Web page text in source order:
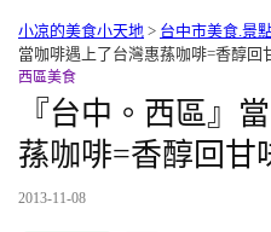
小凉的美食小天地 > 台中市美食.景
當咖啡遇上了台灣惠蓀咖啡=香醇回
西區美食
『台中。西區』
蓀咖啡=香醇回甘
2013-11-08